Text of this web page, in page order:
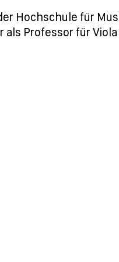
Hochschule für
Professor für